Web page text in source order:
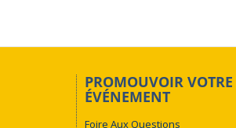
PROMOUVOIR VOTRE
ÉVÉNEMENT
Foire Aux Questions